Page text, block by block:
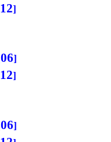
12
06
12
06